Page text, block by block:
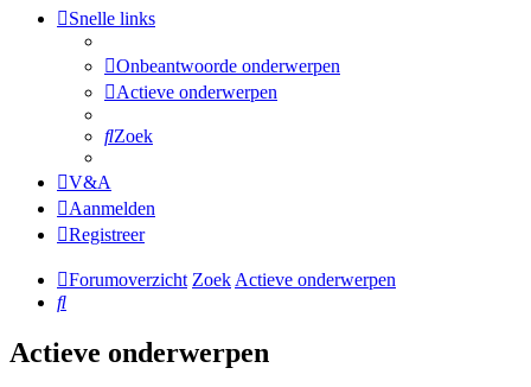
Snelle links
Onbeantwoorde onderwerpen
Actieve onderwerpen
Zoek
V&A
Aanmelden
Registreer
Forumoverzicht ZoekActieve onderwerpen
Zoek
Actieve onderwerpen